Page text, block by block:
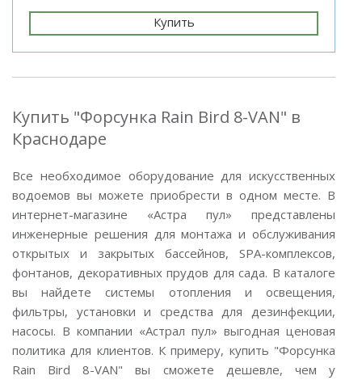
Купить
Купить "Форсунка Rain Bird 8-VAN" в
Краснодаре
Все необходимое оборудование для искусственных
водоемов вы можете приобрести в одном месте. В
интернет-магазине «Астра пул» представлены
инженерные решения для монтажа и обслуживания
открытых и закрытых бассейнов, SPA-комплексов,
фонтанов, декоративных прудов для сада. В каталоге
вы найдете системы отопления и освещения,
фильтры, установки и средства для дезинфекции,
насосы. В компании «Астрал пул» выгодная ценовая
политика для клиентов. К примеру, купить "Форсунка
Rain Bird 8-VAN" вы сможете дешевле, чем у